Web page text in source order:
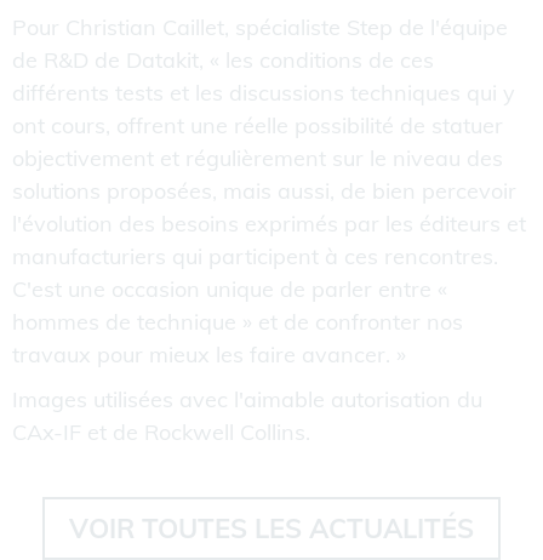
Pour Christian Caillet, spécialiste Step de l'équipe
de R&D de Datakit, « les conditions de ces
différents tests et les discussions techniques qui y
ont cours, offrent une réelle possibilité de statuer
objectivement et régulièrement sur le niveau des
solutions proposées, mais aussi, de bien percevoir
l'évolution des besoins exprimés par les éditeurs et
manufacturiers qui participent à ces rencontres.
C'est une occasion unique de parler entre «
hommes de technique » et de confronter nos
travaux pour mieux les faire avancer. »
Images utilisées avec l'aimable autorisation du
CAx-IF et de Rockwell Collins.
VOIR TOUTES LES ACTUALITÉS